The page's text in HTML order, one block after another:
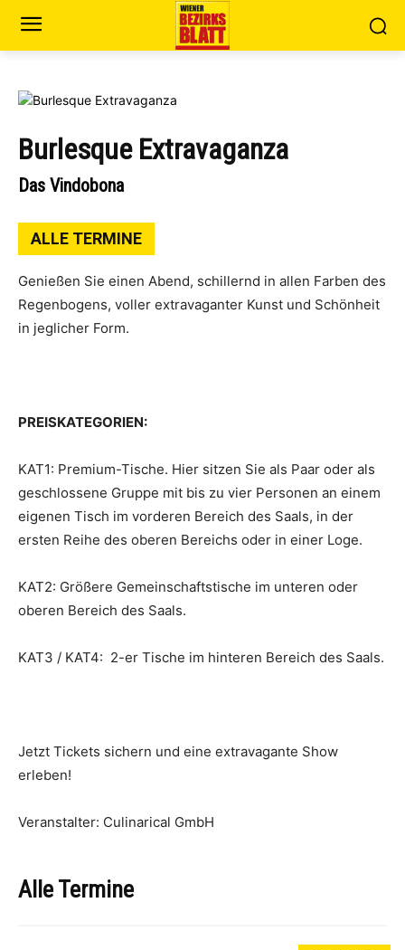
Burlesque Extravaganza
Das Vindobona
ALLE TERMINE
Genie­ßen Sie einen Abend, schil­lernd in allen Far­ben des
Regen­bo­gens, vol­ler extra­va­gan­ter Kunst und Schön­heit
in jeg­li­cher Form.
PREISKATEGORIEN:
KAT1: Premium-Tische. Hier sitzen Sie als Paar oder als
geschlossene Gruppe mit bis zu vier Personen an einem
eigenen Tisch im vorderen Bereich des Saals, in der
ersten Reihe des oberen Bereichs oder in einer Loge.
KAT2: Größere Gemeinschaftstische im unteren oder
oberen Bereich des Saals.
KAT3 / KAT4: 2-er Tische im hinteren Bereich des Saals.
Jetzt Tickets sichern und eine extravagante Show
erleben!
Veranstalter: Culinarical GmbH
Alle Termine